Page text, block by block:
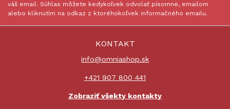
váš email. Súhlas môžete kedykoľvek odvolať písomne, emailom
alebo kliknutím na odkaz z ktoréhokoľvek informačného emailu.
KONTAKT
info@omniashop.sk
+421 907 800 441
Zobraziť všekty kontakty